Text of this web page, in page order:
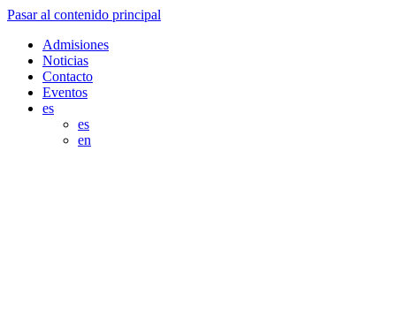
Pasar al contenido principal
Admisiones
Noticias
Contacto
Eventos
es
es
en